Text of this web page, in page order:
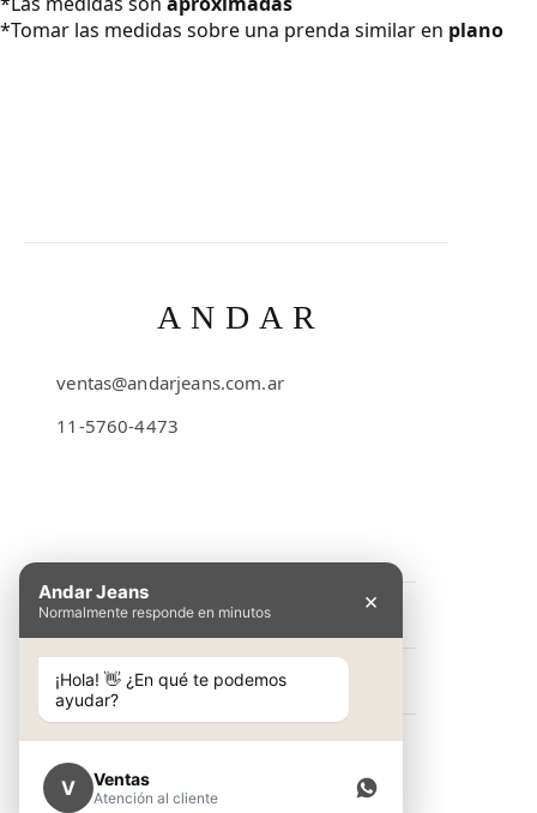
*Tomar las medidas sobre una prenda similar en plano
ANDAR
ventas@andarjeans.com.ar
11-5760-4473
INFORMACIÓN
Preguntas Frecuentes
NOSOTROS
Conocé Andar Jeans
Ver colección
Andar Jeans
Normalmente responde en minutos ×
¡Hola! 👋 ¿En qué te podemos
ayudar?
V Ventas
Atención al cliente